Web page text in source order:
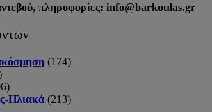
πληροφορίες: info@barkoulas.gr
(174)
Ηλιακά (213)